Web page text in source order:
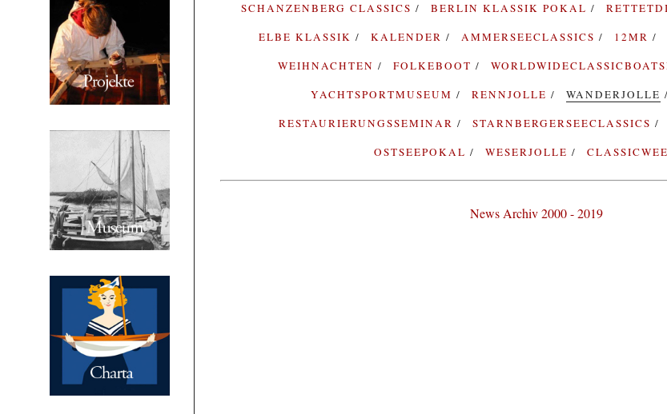
SCHANZENBERG CLASSICS
BERLIN KLASSIK POKAL
ELBE KLASSIK
KALENDER AMMERSEECLASSICS 12MR
WEIHNACHTEN
FOLKEBOOT
YACHTSPORTMUSEUM
RENNJOLLE WANDERJOLLE
RESTAURIERUNGSSEMINAR
STARNBERGERSEECLASSICS
OSTSEEPOKAL
WESERJOLLE
News Archiv 2000 - 2019